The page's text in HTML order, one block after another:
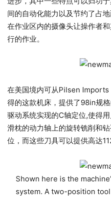
间的自动化能力以及节约了占
在作业区内的摄像头让操作者
行的作业。
在美国境内可从Pilsen
得的这款机床，提供了98in规
驱动系统实现的C轴定位,使得
滑枕的动力轴上的旋转铣削和
位，而这些刀具可以提供高达
Shown here is the
system. A two-position